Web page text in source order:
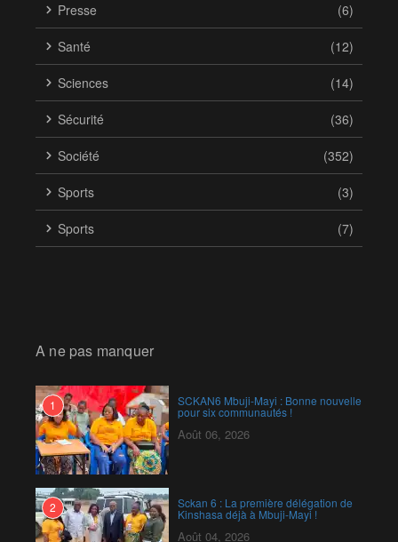
Presse (6)
Santé (12)
Sciences (14)
Sécurité (36)
Société (352)
Sports (3)
Sports (7)
A ne pas manquer
1 SCKAN6 Mbuji-Mayi : Bonne nouvelle
pour six communautés !
Août 06, 2026
2 Sckan 6 : ‎La première délégation de
Kinshasa déjà à Mbuji-Mayi !
Août 04, 2026